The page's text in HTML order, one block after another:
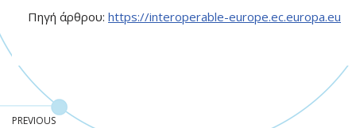
Πηγή άρθρου: https://interoperable-europe.ec.europa.eu
PREVIOUS